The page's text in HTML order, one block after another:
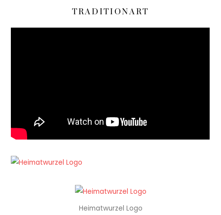
TRADITIONART
Heimatwurzel Logo